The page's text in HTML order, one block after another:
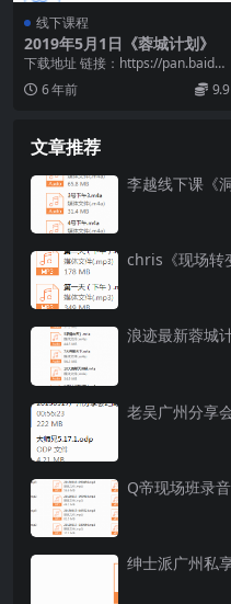
线下课程
2019年5月1日《蓉城计划》
下载地址 链接：https://pan.baidu.
com/s/1W0vUYFx...
6 年前 9.9
文章推荐
李越线下课《
chris《现场转
浪迹最新蓉城
老吴广州分享
Q帝现场班录音
绅士派广州私